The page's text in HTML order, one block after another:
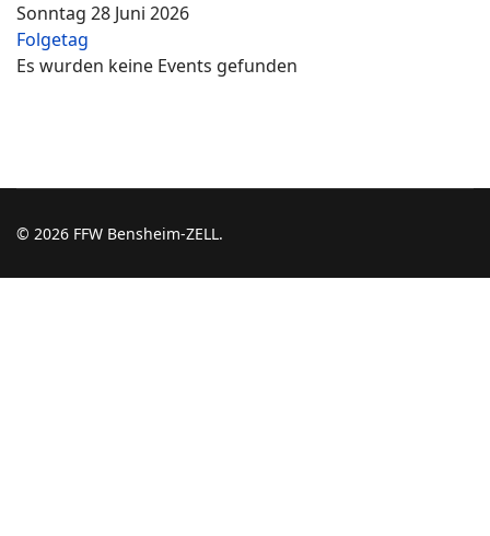
Sonntag 28 Juni 2026
Folgetag
Es wurden keine Events gefunden
© 2026 FFW Bensheim-ZELL.